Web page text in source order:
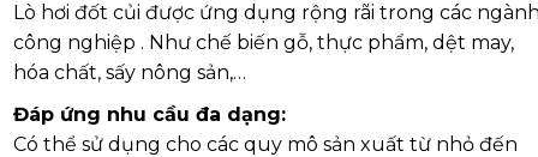
Lò hơi đốt củi được ứng dụng rộng rãi trong các
công nghiệp . Như chế biến gỗ, thực phẩm, dệt may,
hóa chất, sấy nông sản,…
Đáp ứng nhu cầu đa dạng:
Có thể sử dụng cho các quy mô sản xuất từ nhỏ đến